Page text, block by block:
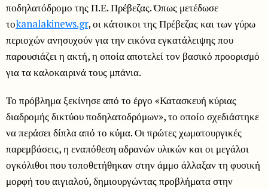
ποδηλατόδρομο της Π.Ε. Πρέβεζας. Όπως μετέδωσε
τοkanalakinews.gr, οι κάτοικοι της Πρέβεζας και των γύρω
περιοχών ανησυχούν για την εικόνα εγκατάλειψης που
παρουσιάζει η ακτή, η οποία αποτελεί τον βασικό προορισμό
για τα καλοκαιρινά τους μπάνια.
Το πρόβλημα ξεκίνησε από το έργο «Κατασκευή κύριας
διαδρομής δικτύου ποδηλατοδρόμων», το οποίο σχεδιάστηκε
να περάσει δίπλα από το κύμα. Οι πρώτες χωματουργικές
παρεμβάσεις, η εναπόθεση αδρανών υλικών και οι μεγάλοι
ογκόλιθοι που τοποθετήθηκαν στην άμμο άλλαξαν τη φυσική
μορφή του αιγιαλού, δημιουργώντας προβλήματα στην